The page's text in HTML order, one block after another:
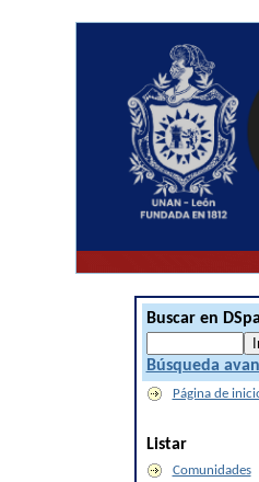
Buscar en
Búsqueda
Página de
Listar
Comunidades